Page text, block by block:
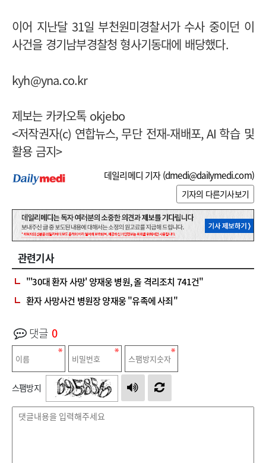
이어 지난달 31일 부천원미경찰서가 수사 중이던 이
사건을 경기남부경찰청 형사기동대에 배당했다.
kyh@yna.co.kr
제보는 카카오톡 okjebo
<저작권자(c) 연합뉴스, 무단 전재-재배포, AI 학습 및
활용 금지>
데일리메디 기자 (dmedi@dailymedi.com)
기자의 다른기사보기
관련기사
"'30대 환자 사망' 양재웅 병원, 올 격리조치 741건"
환자 사망사건 병원장 양재웅 "유족에 사죄"
댓글 0
스팸방지